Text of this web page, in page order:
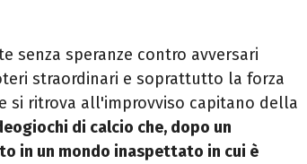
senza speranze contro avversari
straordinari e soprattutto la forza
si ritrova all'improvviso capitano della
di calcio che, dopo un
in un mondo inaspettato in cui è